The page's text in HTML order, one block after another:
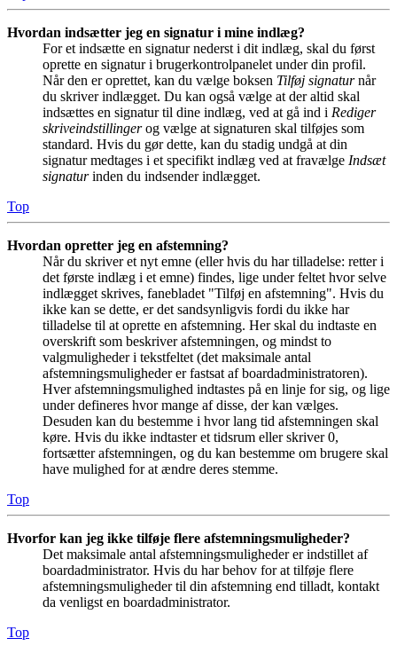
Hvordan indsætter jeg en signatur i mine indlæg?
For et indsætte en signatur nederst i dit indlæg, skal du først
oprette en signatur i brugerkontrolpanelet under din profil.
Når den er oprettet, kan du vælge boksen Tilføj signaturnår
du skriver indlægget. Du kan også vælge at der altid skal
indsættes en signatur til dine indlæg, ved at gå ind i Rediger
skriveindstillingerog vælge at signaturen skal tilføjes som
standard. Hvis du gør dette, kan du stadig undgå at din
signatur medtages i et specifikt indlæg ved at fravælge Indsæt
signaturinden du indsender indlægget.
Top
Hvordan opretter jeg en afstemning?
Når du skriver et nyt emne (eller hvis du har tilladelse: retter i
det første indlæg i et emne) findes, lige under feltet hvor selve
indlægget skrives, fanebladet "Tilføj en afstemning". Hvis du
ikke kan se dette, er det sandsynligvis fordi du ikke har
tilladelse til at oprette en afstemning. Her skal du indtaste en
overskrift som beskriver afstemningen, og mindst to
valgmuligheder i tekstfeltet (det maksimale antal
afstemningsmuligheder er fastsat af boardadministratoren).
Hver afstemningsmulighed indtastes på en linje for sig, og lige
under defineres hvor mange af disse, der kan vælges.
Desuden kan du bestemme i hvor lang tid afstemningen skal
køre. Hvis du ikke indtaster et tidsrum eller skriver 0,
fortsætter afstemningen, og du kan bestemme om brugere skal
have mulighed for at ændre deres stemme.
Top
Hvorfor kan jeg ikke tilføje flere afstemningsmuligheder?
Det maksimale antal afstemningsmuligheder er indstillet af
boardadministrator. Hvis du har behov for at tilføje flere
afstemningsmuligheder til din afstemning end tilladt, kontakt
da venligst en boardadministrator.
Top